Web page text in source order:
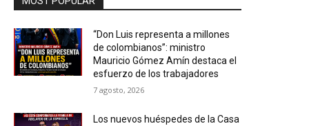
“Don Luis representa a millones
de colombianos”: ministro
Mauricio Gómez Amín destaca el
esfuerzo de los trabajadores
7 agosto, 2026
Los nuevos huéspedes de la Casa